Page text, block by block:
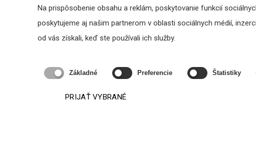
Technické parametre
Na prispôsobenie obsahu a reklám, poskytovanie funkcií
poskytujeme aj našim partnerom v oblasti sociálnych médií,
od vás získali, keď ste používali ich služby.
Základné Preferencie Štatistiky
PRIJAŤ VYBRANÉ